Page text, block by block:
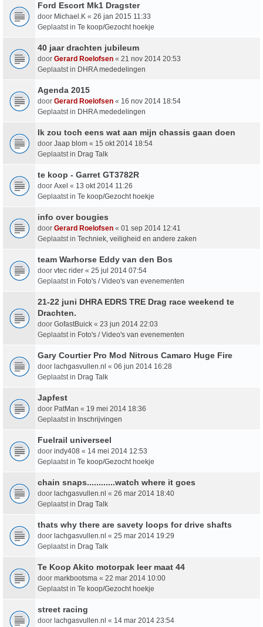
Ford Escort Mk1 Dragster
door Michael.K « 26 jan 2015 11:33
Geplaatst in Te koop/Gezocht hoekje
40 jaar drachten jubileum
door Gerard Roelofsen « 21 nov 2014 20:53
Geplaatst in DHRA mededelingen
Agenda 2015
door Gerard Roelofsen « 16 nov 2014 18:54
Geplaatst in DHRA mededelingen
Ik zou toch eens wat aan mijn chassis gaan doen
door Jaap blom « 15 okt 2014 18:54
Geplaatst in Drag Talk
te koop - Garret GT3782R
door Axel « 13 okt 2014 11:26
Geplaatst in Te koop/Gezocht hoekje
info over bougies
door Gerard Roelofsen « 01 sep 2014 12:41
Geplaatst in Techniek, veiligheid en andere zaken
team Warhorse Eddy van den Bos
door vtec rider « 25 jul 2014 07:54
Geplaatst in Foto's / Video's van evenementen
21-22 juni DHRA EDRS TRE Drag race weekend te
Drachten.
door GofastBuick « 23 jun 2014 22:03
Geplaatst in Foto's / Video's van evenementen
Gary Courtier Pro Mod Nitrous Camaro Huge Fire
door lachgasvullen.nl « 06 jun 2014 16:28
Geplaatst in Drag Talk
Japfest
door PatMan « 19 mei 2014 18:36
Geplaatst in Inschrijvingen
Fuelrail universeel
door indy408 « 14 mei 2014 12:53
Geplaatst in Te koop/Gezocht hoekje
chain snaps............watch where it goes
door lachgasvullen.nl « 26 mar 2014 18:40
Geplaatst in Drag Talk
thats why there are savety loops for drive shafts
door lachgasvullen.nl « 25 mar 2014 19:29
Geplaatst in Drag Talk
Te Koop Akito motorpak leer maat 44
door markbootsma « 22 mar 2014 10:00
Geplaatst in Te koop/Gezocht hoekje
street racing
door lachgasvullen.nl « 14 mar 2014 23:54